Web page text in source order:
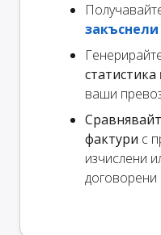
статистика
ваши
фактури с
изчислени
договорени